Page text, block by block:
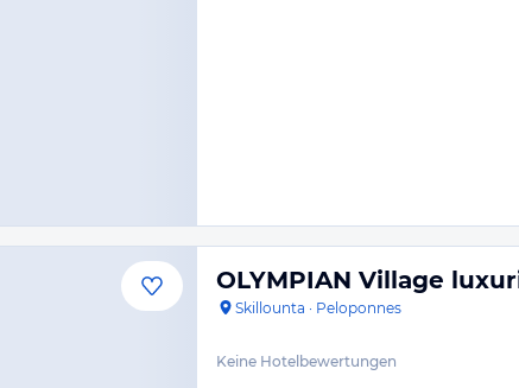
OLYMPIAN Village
Skillounta · Peloponnes
Keine Hotelbewertungen